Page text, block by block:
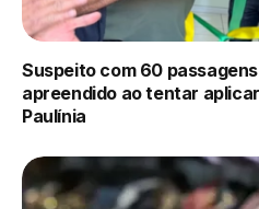
Suspeito com 60
apreendido ao tentar
Paulínia